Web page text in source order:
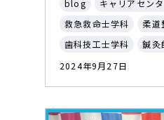
blog
キャリアセン
救急救命士学科
柔道
歯科技工士学科
鍼灸
2024年9月27日